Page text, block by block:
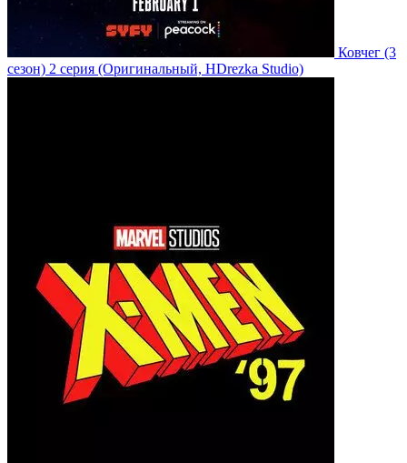
Ковчег (3
сезон) 2 серия (Оригинальный, HDrezka Studio)